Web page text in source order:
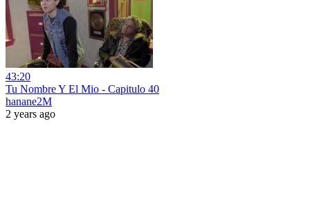
43:20
Tu Nombre Y El Mio - Capitulo 40
hanane2M
2 years ago